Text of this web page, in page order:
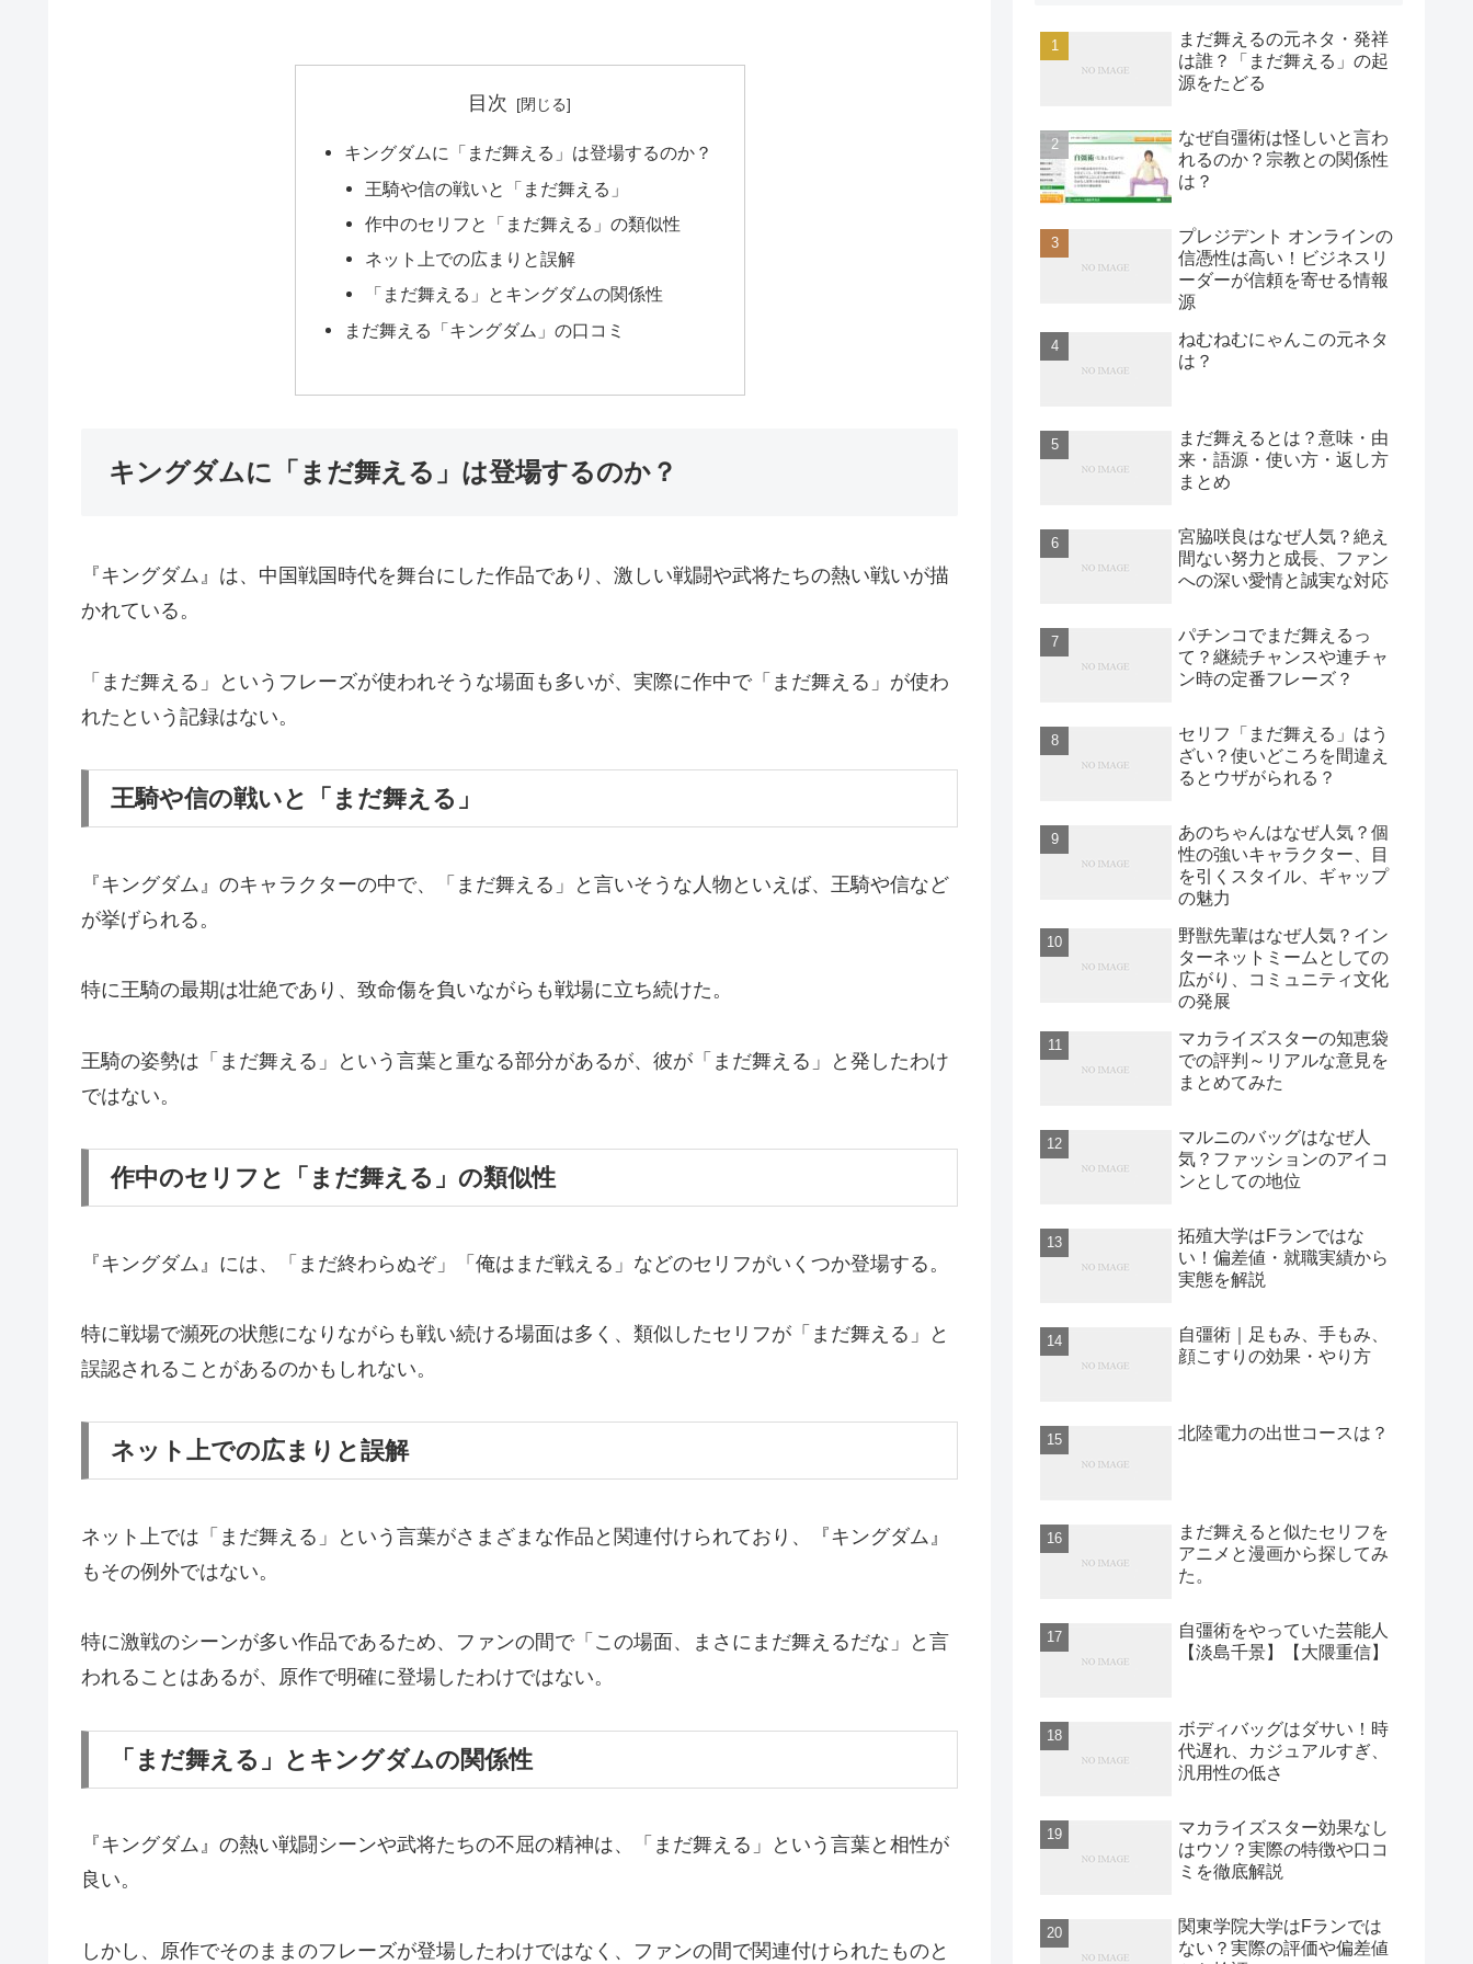
目次
キングダムに「まだ舞える」は登場するのか？
王騎や信の戦いと「まだ舞える」
作中のセリフと「まだ舞える」の類似性
ネット上での広まりと誤解
「まだ舞える」とキングダムの関係性
まだ舞える「キングダム」の口コミ
キングダムに「まだ舞える」は登場するのか？
『キングダム』は、中国戦国時代を舞台にした作品であり、激しい戦闘や武将たちの熱い戦いが描
かれている。
「まだ舞える」というフレーズが使われそうな場面も多いが、実際に作中で「まだ舞える」が使わ
れたという記録はない。
王騎や信の戦いと「まだ舞える」
『キングダム』のキャラクターの中で、「まだ舞える」と言いそうな人物といえば、王騎や信など
が挙げられる。
特に王騎の最期は壮絶であり、致命傷を負いながらも戦場に立ち続けた。
王騎の姿勢は「まだ舞える」という言葉と重なる部分があるが、彼が「まだ舞える」と発したわけ
ではない。
作中のセリフと「まだ舞える」の類似性
『キングダム』には、「まだ終わらぬぞ」「俺はまだ戦える」などのセリフがいくつか登場する。
特に戦場で瀕死の状態になりながらも戦い続ける場面は多く、類似したセリフが「まだ舞える」と
誤認されることがあるのかもしれない。
ネット上での広まりと誤解
ネット上では「まだ舞える」という言葉がさまざまな作品と関連付けられており、『キングダム』
もその例外ではない。
特に激戦のシーンが多い作品であるため、ファンの間で「この場面、まさにまだ舞えるだな」と言
われることはあるが、原作で明確に登場したわけではない。
「まだ舞える」とキングダムの関係性
『キングダム』の熱い戦闘シーンや武将たちの不屈の精神は、「まだ舞える」という言葉と相性が
良い。
しかし、原作でそのままのフレーズが登場したわけではなく、ファンの間で関連付けられたものと
まだ舞えるの元ネタ・発祥
は誰？「まだ舞える」の起
源をたどる
なぜ自彊術は怪しいと言わ
れるのか？宗教との関係性
は？
プレジデント オンラインの
信憑性は高い！ビジネスリ
ーダーが信頼を寄せる情報
源
ねむねむにゃんこの元ネタ
は？
まだ舞えるとは？意味・由
来・語源・使い方・返し方
まとめ
宮脇咲良はなぜ人気？絶え
間ない努力と成長、ファン
への深い愛情と誠実な対応
パチンコでまだ舞えるっ
て？継続チャンスや連チャ
ン時の定番フレーズ？
セリフ「まだ舞える」はう
ざい？使いどころを間違え
るとウザがられる？
あのちゃんはなぜ人気？個
性の強いキャラクター、目
を引くスタイル、ギャップ
の魅力
野獣先輩はなぜ人気？イン
ターネットミームとしての
広がり、コミュニティ文化
の発展
マカライズスターの知恵袋
での評判～リアルな意見を
まとめてみた
マルニのバッグはなぜ人
気？ファッションのアイコ
ンとしての地位
拓殖大学はFランではな
い！偏差値・就職実績から
実態を解説
自彊術｜足もみ、手もみ、
顔こすりの効果・やり方
北陸電力の出世コースは？
まだ舞えると似たセリフを
アニメと漫画から探してみ
た。
自彊術をやっていた芸能人
【淡島千景】【大隈重信】
ボディバッグはダサい！時
代遅れ、カジュアルすぎ、
汎用性の低さ
マカライズスター効果なし
はウソ？実際の特徴や口コ
ミを徹底解説
関東学院大学はFランでは
ない？実際の評価や偏差値